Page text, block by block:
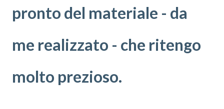
pronto del materiale - da
me realizzato - che ritengo
molto prezioso.